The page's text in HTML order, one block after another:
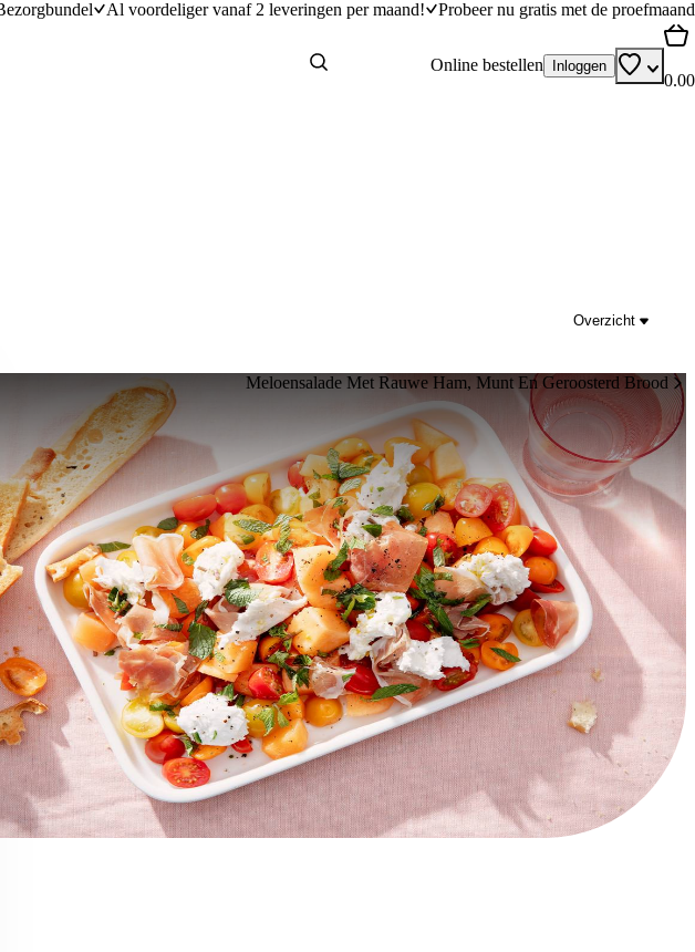
Al voordeliger vanaf 2 leveringen per maand! Probeer nu gratis met de proefmaand
Online bestellen Inloggen
0.00
Overzicht
Meloensalade Met Rauwe Ham, Munt En Geroosterd Brood